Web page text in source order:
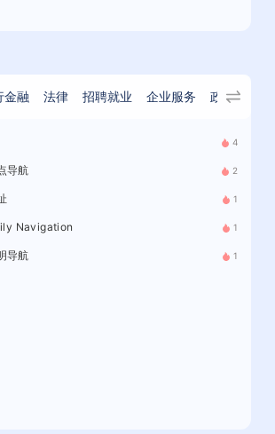
金融 法律 招聘就业 企业服务 政府组织
4
导航 2
1
Navigation 1
导航 1